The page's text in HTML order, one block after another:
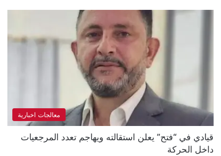
معالجات اخبارية
قيادي في “فتح” يعلن استقالته ويهاجم تعدد المرجعيات
داخل الحركة